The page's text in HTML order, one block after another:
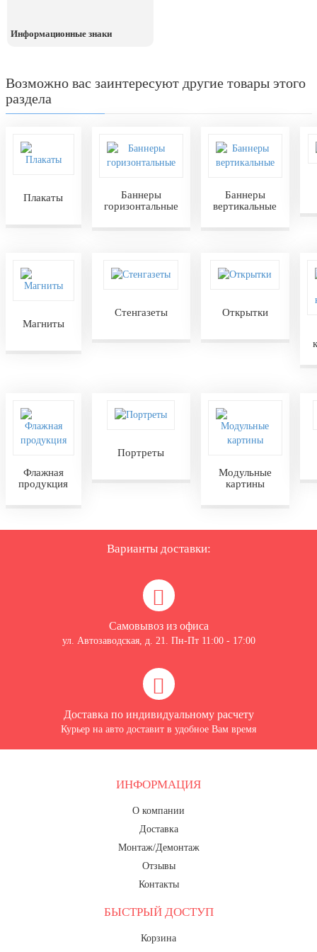
Информационные знаки
Возможно вас заинтересуют другие товары этого
раздела
Плакаты
Баннеры
горизонтальные
Баннеры
вертикальные
Магниты
Стенгазеты Открытки
Флажная
продукция
Портреты
Модульные
картины
Варианты доставки:
Самовывоз из офиса
ул. Автозаводская, д. 21. Пн-Пт 11:00 - 17:00
Доставка по индивидуальному расчету
Курьер на авто доставит в удобное Вам время
ИНФОРМАЦИЯ
О компании
Доставка
Монтаж/Демонтаж
Отзывы
Контакты
БЫСТРЫЙ ДОСТУП
Корзина